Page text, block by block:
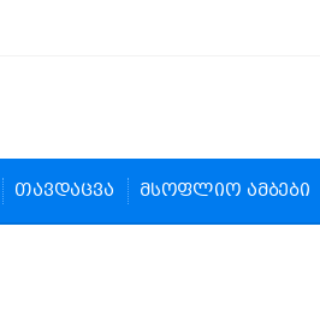
თავდაცვა მსოფლიო ამბები